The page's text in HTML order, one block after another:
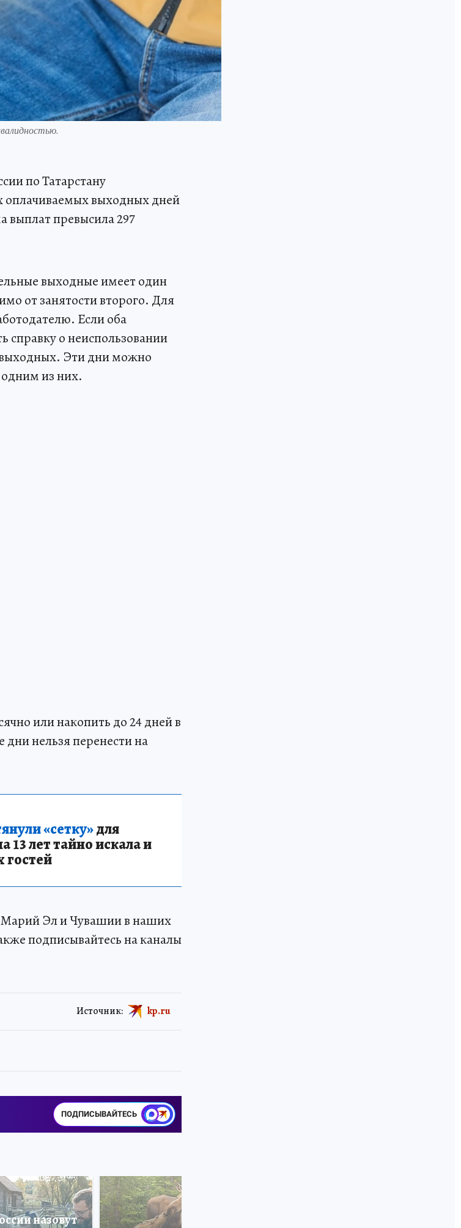
по Татарстану
оплачиваемых выходных дней
превысила 297
выходные имеет один
от занятости второго. Для
Если оба
справку о неиспользовании
Эти дни можно
из них.
или накопить до 24 дней в
нельзя перенести на
«сетку»для
13 лет тайно искала и
гостей
Марий Эл и Чувашии в наших
подписывайтесь на каналы
Источник: kp.ru
ПОДПИСЫВАЙТЕСЬ
назовут